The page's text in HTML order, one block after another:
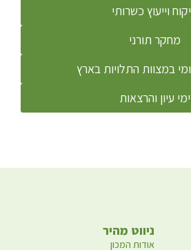
וייעוץ כשרותי
מחקר תורני
במצוות התלויות בארץ
ימי עיון והרצאות
ניווט מהיר
אודות המכון